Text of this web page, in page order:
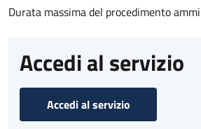
Durata massima del procedimento
Accedi al servizio
Accedi al servizio